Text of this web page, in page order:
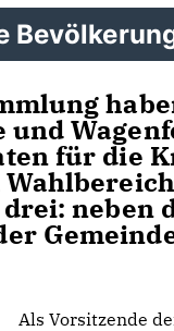
und
für die
neben
Als Vorsitzende